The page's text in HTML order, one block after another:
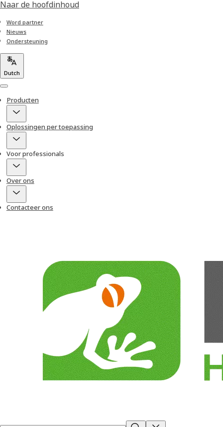
Naar de hoofdinhoud
Word partner
Nieuws
Ondersteuning
Dutch
Menu
Producten
Oplossingen per toepassing
Voor professionals
Over ons
Contacteer ons